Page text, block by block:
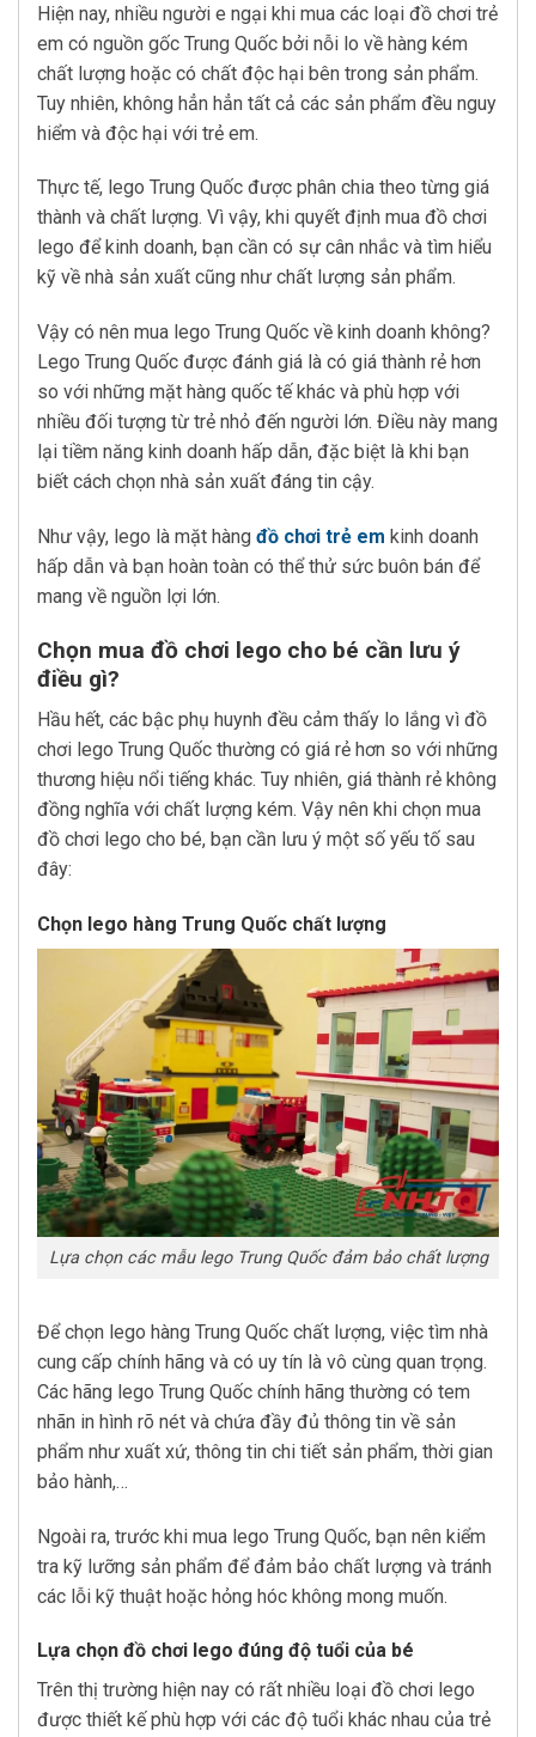
Hiện nay, nhiều người e ngại khi mua các loại đồ chơi trẻ
em có nguồn gốc Trung Quốc bởi nỗi lo về hàng kém
chất lượng hoặc có chất độc hại bên trong sản phẩm.
Tuy nhiên, không hẳn hẳn tất cả các sản phẩm đều nguy
hiểm và độc hại với trẻ em.
Thực tế, lego Trung Quốc được phân chia theo từng giá
thành và chất lượng. Vì vậy, khi quyết định mua đồ chơi
lego để kinh doanh, bạn cần có sự cân nhắc và tìm hiểu
kỹ về nhà sản xuất cũng như chất lượng sản phẩm.
Vậy có nên mua lego Trung Quốc về kinh doanh không?
Lego Trung Quốc được đánh giá là có giá thành rẻ hơn
so với những mặt hàng quốc tế khác và phù hợp với
nhiều đối tượng từ trẻ nhỏ đến người lớn. Điều này mang
lại tiềm năng kinh doanh hấp dẫn, đặc biệt là khi bạn
biết cách chọn nhà sản xuất đáng tin cậy.
Như vậy, lego là mặt hàng đồ chơi trẻ em kinh doanh
hấp dẫn và bạn hoàn toàn có thể thử sức buôn bán để
mang về nguồn lợi lớn.
Chọn mua đồ chơi lego cho bé cần lưu ý
điều gì?
Hầu hết, các bậc phụ huynh đều cảm thấy lo lắng vì đồ
chơi lego Trung Quốc thường có giá rẻ hơn so với những
thương hiệu nổi tiếng khác. Tuy nhiên, giá thành rẻ không
đồng nghĩa với chất lượng kém. Vậy nên khi chọn mua
đồ chơi lego cho bé, bạn cần lưu ý một số yếu tố sau
đây:
Chọn lego hàng Trung Quốc chất lượng
Lựa chọn các mẫu lego Trung Quốc đảm bảo chất lượng
Để chọn lego hàng Trung Quốc chất lượng, việc tìm nhà
cung cấp chính hãng và có uy tín là vô cùng quan trọng.
Các hãng lego Trung Quốc chính hãng thường có tem
nhãn in hình rõ nét và chứa đầy đủ thông tin về sản
phẩm như xuất xứ, thông tin chi tiết sản phẩm, thời gian
bảo hành,…
Ngoài ra, trước khi mua lego Trung Quốc, bạn nên kiểm
tra kỹ lưỡng sản phẩm để đảm bảo chất lượng và tránh
các lỗi kỹ thuật hoặc hỏng hóc không mong muốn.
Lựa chọn đồ chơi lego đúng độ tuổi của bé
Trên thị trường hiện nay có rất nhiều loại đồ chơi lego
được thiết kế phù hợp với các độ tuổi khác nhau của trẻ